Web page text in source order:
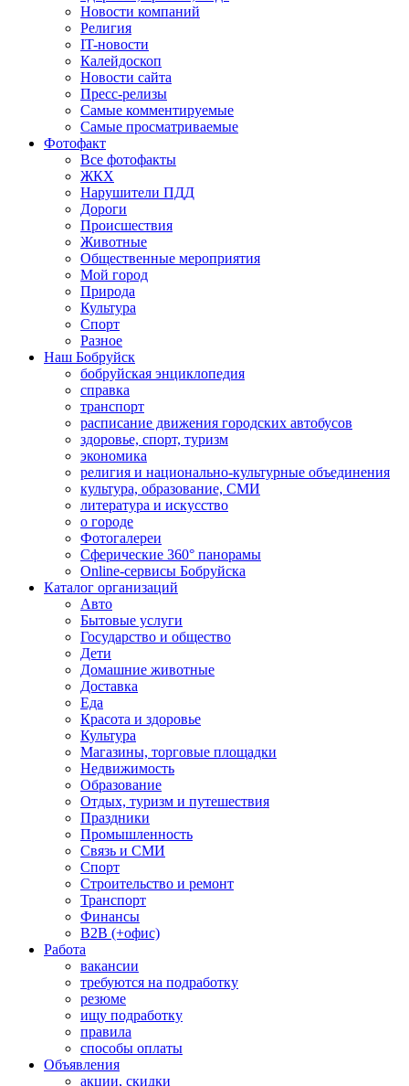
Новости компаний
Религия
IT-новости
Калейдоскоп
Новости сайта
Пресс-релизы
Самые комментируемые
Самые просматриваемые
Фотофакт
Все фотофакты
ЖКХ
Нарушители ПДД
Дороги
Происшествия
Животные
Общественные мероприятия
Мой город
Природа
Культура
Спорт
Разное
Наш Бобруйск
бобруйская энциклопедия
справка
транспорт
расписание движения городских автобусов
здоровье, спорт, туризм
экономика
религия и национально-культурные объединения
культура, образование, СМИ
литература и искусство
о городе
Фотогалереи
Сферические 360° панорамы
Online-сервисы Бобруйска
Каталог организаций
Авто
Бытовые услуги
Государство и общество
Дети
Домашние животные
Доставка
Еда
Красота и здоровье
Культура
Магазины, торговые площадки
Недвижимость
Образование
Отдых, туризм и путешествия
Праздники
Промышленность
Связь и СМИ
Спорт
Строительство и ремонт
Транспорт
Финансы
B2B (+офис)
Работа
вакансии
требуются на подработку
резюме
ищу подработку
правила
способы оплаты
Объявления
акции, скидки